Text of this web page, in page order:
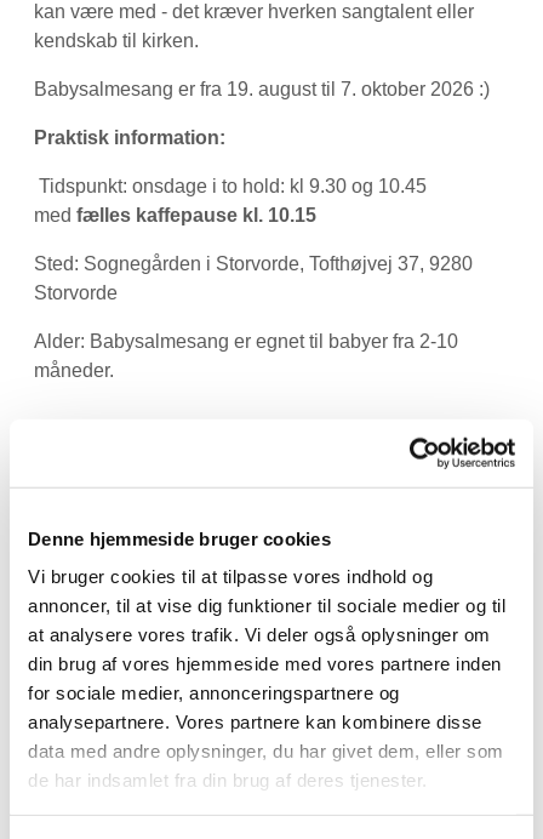
Denne hjemmeside bruger cookies
Vi bruger cookies til at tilpasse vores indhold og
annoncer, til at vise dig funktioner til sociale medier og til
at analysere vores trafik. Vi deler også oplysninger om
din brug af vores hjemmeside med vores partnere inden
for sociale medier, annonceringspartnere og
analysepartnere. Vores partnere kan kombinere disse
data med andre oplysninger, du har givet dem, eller som
de har indsamlet fra din brug af deres tjenester.
kan være med - det kræver hverken sangtalent eller
kendskab til kirken.
Babysalmesang er fra 19. august til 7. oktober 2026 :)
Praktisk information:
️ Tidspunkt: onsdage i to hold: kl 9.30 og 10.45
med fælles kaffepause kl. 10.15
Sted: Sognegården i Storvorde, Tofthøjvej 37, 9280
Storvorde
Alder: Babysalmesang er egnet til babyer fra 2-10
måneder.
https://forms.churchdesk.com/f/YmxocJeZ3x
Vi glæder os til at byde dig og din baby velkommen til
babysalmesang. Har du spørgsmål, er du meget
velkommen til at kontakte Amalie på amc@km.dk